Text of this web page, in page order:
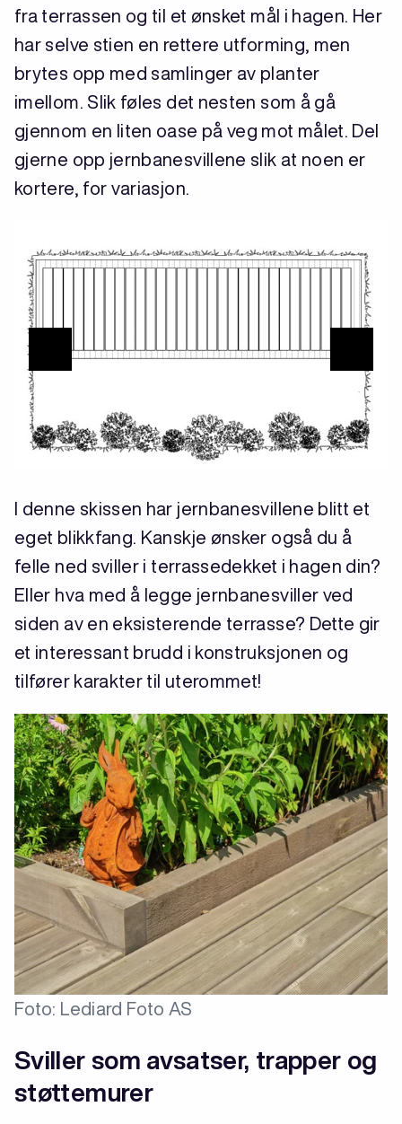
fra terrassen og til et ønsket mål i hagen. Her
har selve stien en rettere utforming, men
brytes opp med samlinger av planter
imellom. Slik føles det nesten som å gå
gjennom en liten oase på veg mot målet. Del
gjerne opp jernbanesvillene slik at noen er
kortere, for variasjon.
I denne skissen har jernbanesvillene blitt et
eget blikkfang. Kanskje ønsker også du å
felle ned sviller i terrassedekket i hagen din?
Eller hva med å legge jernbanesviller ved
siden av en eksisterende terrasse? Dette gir
et interessant brudd i konstruksjonen og
tilfører karakter til uterommet!
Foto: Lediard Foto AS
Sviller som avsatser, trapper og
støttemurer